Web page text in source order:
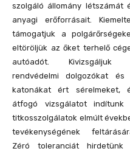
szolgáló állomány létszámát
anyagi erőforrásait.
támogatjuk a
eltöröljük az őket terhelő
autóadót. Kivizsgáljuk
rendvédelmi dolgozókat és
katonákat ért sérelmeket,
átfogó vizsgálatot indítunk
titkosszolgálatok elmúlt
tevékenységének
Zéró toleranciát hirdetünk